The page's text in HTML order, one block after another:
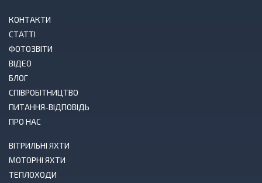
КОНТАКТИ
СТАТТІ
ФОТОЗВІТИ
ВІДЕО
БЛОГ
СПІВРОБІТНИЦТВО
ПИТАННЯ-ВІДПОВІДЬ
ПРО НАС
ВІТРИЛЬНІ ЯХТИ
МОТОРНІ ЯХТИ
ТЕПЛОХОДИ